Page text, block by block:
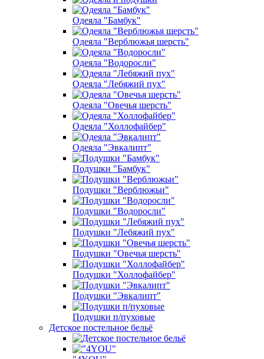
Одеяла "Бамбук"
Одеяла "Верблюжья шерсть"
Одеяла "Водоросли"
Одеяла "Лебяжий пух"
Одеяла "Овечья шерсть"
Одеяла "Холлофайбер"
Одеяла "Эвкалипт"
Подушки "Бамбук"
Подушки "Верблюжьи"
Подушки "Водоросли"
Подушки "Лебяжий пух"
Подушки "Овечья шерсть"
Подушки "Холлофайбер"
Подушки "Эвкалипт"
Подушки п/пуховые
Детское постельное бельё